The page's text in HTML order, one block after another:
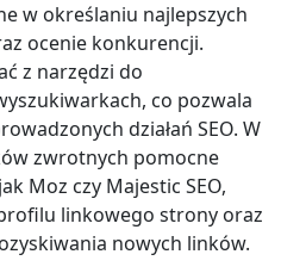
w określaniu najlepszych
ocenie konkurencji.
z narzędzi do
co pozwala
działań SEO. W
zwrotnych pomocne
Moz czy Majestic SEO,
linkowego strony oraz
nowych linków.